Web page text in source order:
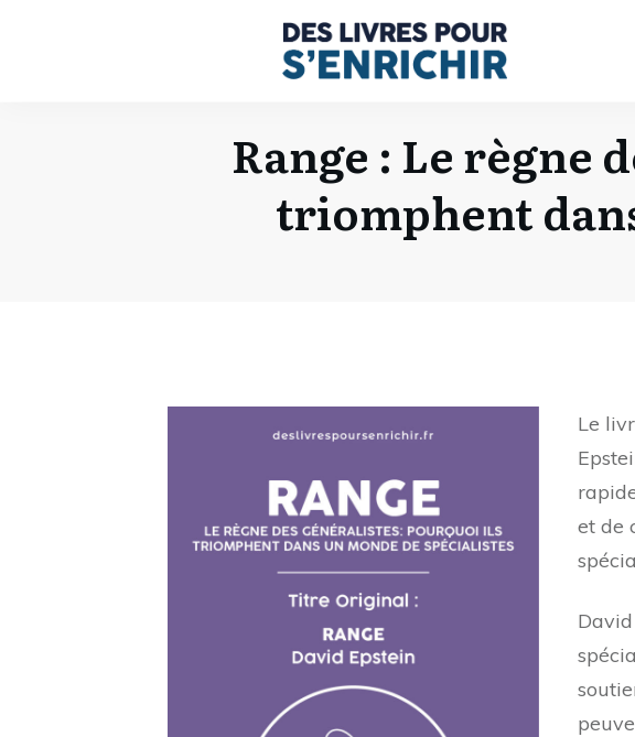
Range : Le règne
triomphent
Le
et de